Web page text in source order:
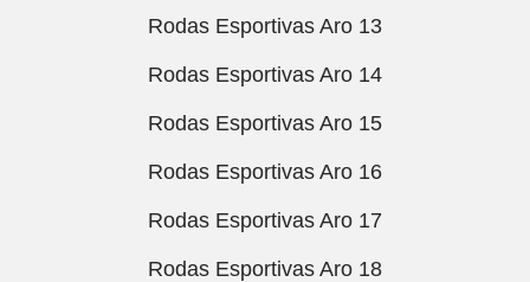
Rodas Esportivas Aro 13
Rodas Esportivas Aro 14
Rodas Esportivas Aro 15
Rodas Esportivas Aro 16
Rodas Esportivas Aro 17
Rodas Esportivas Aro 18